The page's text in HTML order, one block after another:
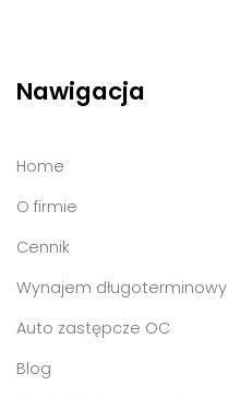
Nawigacja
Home
O firmie
Cennik
Wynajem długoterminowy
Auto zastępcze OC
Blog